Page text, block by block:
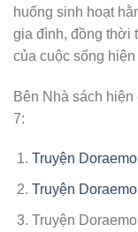
huống sinh hoạt
gia đình, đồng thời
của cuộc sống hiện
Bên Nhà sách
7:
Truyện
Truyện
Truyện